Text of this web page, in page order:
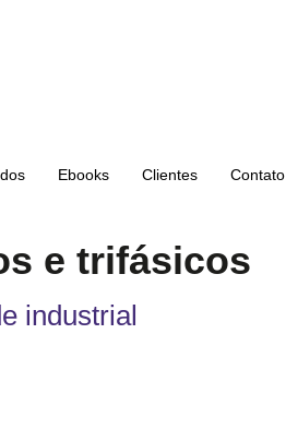
Ebooks Clientes Contato
e trifásicos
industrial